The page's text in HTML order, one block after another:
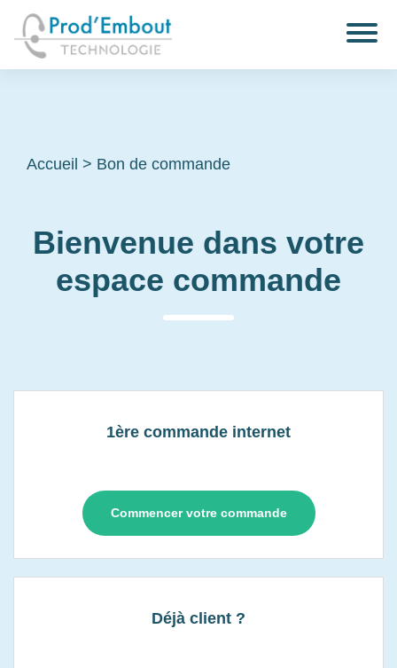
Accueil > Bon de commande
Bienvenue dans votre
espace commande
1ère commande internet
Commencer votre commande
Déjà client ?